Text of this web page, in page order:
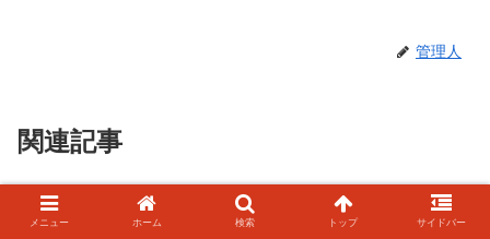
管理人
関連記事
新着作品情報
メニュー
ホーム 検索 トップ サイドバー